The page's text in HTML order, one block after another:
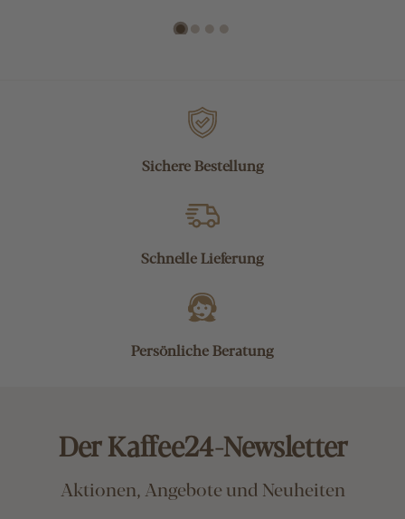
Sichere Bestellung
Schnelle Lieferung
Persönliche Beratung
Der Kaffee24-Newsletter
Aktionen, Angebote und Neuheiten